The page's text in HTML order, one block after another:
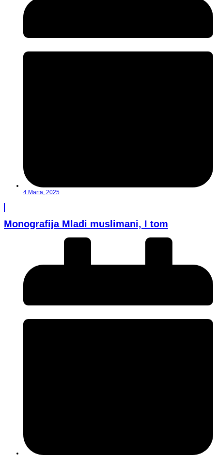
4 Marta, 2025
Monografija Mladi muslimani, I tom